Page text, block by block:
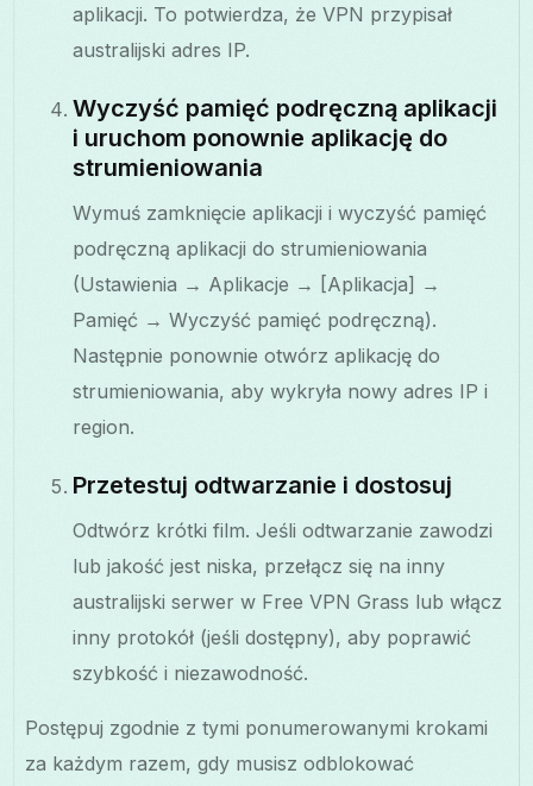
aplikacji. To potwierdza, że VPN przypisał
australijski adres IP.
Wyczyść pamięć podręczną aplikacji
i uruchom ponownie aplikację do
strumieniowania
Wymuś zamknięcie aplikacji i wyczyść pamięć
podręczną aplikacji do strumieniowania
(Ustawienia → Aplikacje → [Aplikacja] →
Pamięć → Wyczyść pamięć podręczną).
Następnie ponownie otwórz aplikację do
strumieniowania, aby wykryła nowy adres IP i
region.
Przetestuj odtwarzanie i dostosuj
Odtwórz krótki film. Jeśli odtwarzanie zawodzi
lub jakość jest niska, przełącz się na inny
australijski serwer w Free VPN Grass lub włącz
inny protokół (jeśli dostępny), aby poprawić
szybkość i niezawodność.
Postępuj zgodnie z tymi ponumerowanymi krokami
za każdym razem, gdy musisz odblokować